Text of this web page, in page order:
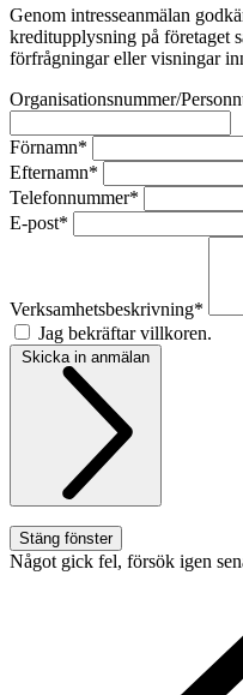
Genom intresseanmälan
kreditupplysning på företaget
förfrågningar eller visningar
Organisationsnummer/
Förnamn*
Efternamn*
Telefonnummer*
E-post*
Verksamhetsbeskrivning*
Jag bekräftar villkoren.
Skicka in anmälan
Stäng fönster
Något gick fel, försök igen